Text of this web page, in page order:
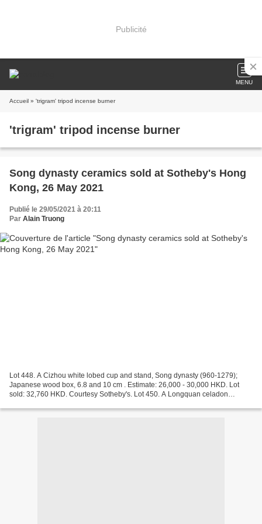
Publicité
MENU
Accueil » 'trigram' tripod incense burner
'trigram' tripod incense burner
Song dynasty ceramics sold at Sotheby's Hong
Kong, 26 May 2021
Publié le 29/05/2021 à 20:11
Par Alain Truong
Lot 448. A Cizhou white lobed cup and stand, Song dynasty (960-1279);
Japanese wood box, 6.8 and 10 cm . Estimate: 26,000 - 30,000 HKD. Lot
sold: 32,760 HKD. Courtesy Sotheby's. Lot 450. A Longquan celadon